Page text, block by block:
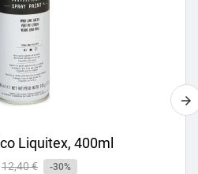
Liquitex, 400ml
Prezzo
12,40 € -30%